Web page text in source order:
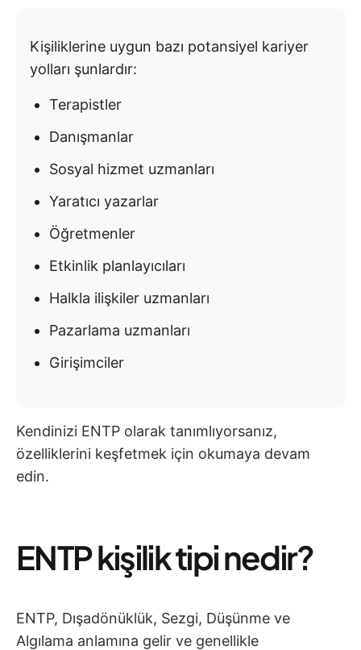
Kişiliklerine uygun bazı potansiyel kariyer
yolları şunlardır:
Terapistler
Danışmanlar
Sosyal hizmet uzmanları
Yaratıcı yazarlar
Öğretmenler
Etkinlik planlayıcıları
Halkla ilişkiler uzmanları
Pazarlama uzmanları
Girişimciler
Kendinizi ENTP olarak tanımlıyorsanız,
özelliklerini keşfetmek için okumaya devam
edin.
ENTP kişilik tipi nedir?
ENTP, Dışadönüklük, Sezgi, Düşünme ve
Algılama anlamına gelir ve genellikle